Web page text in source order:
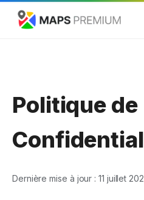
Politique de
Dernière mise à jour : 11 juillet